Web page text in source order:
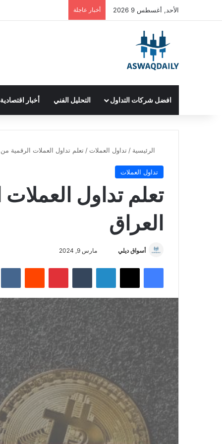
الأحد, أغسطس 9 2026 أخبار عاجلة
افضل شركات التداول التحليل الفني أخبار اقتصادية
الرئيسية / تداول العملات / تعلم تداول العملات الرقمية
تداول العملات
تعلم تداول
العراق
أسواق ديلي
ل
ب
ر
ي
ا
إ
ل
ك
ت
ر
ي
مارس 9, 2024
فيسبوك لينكدإن بينتيريست